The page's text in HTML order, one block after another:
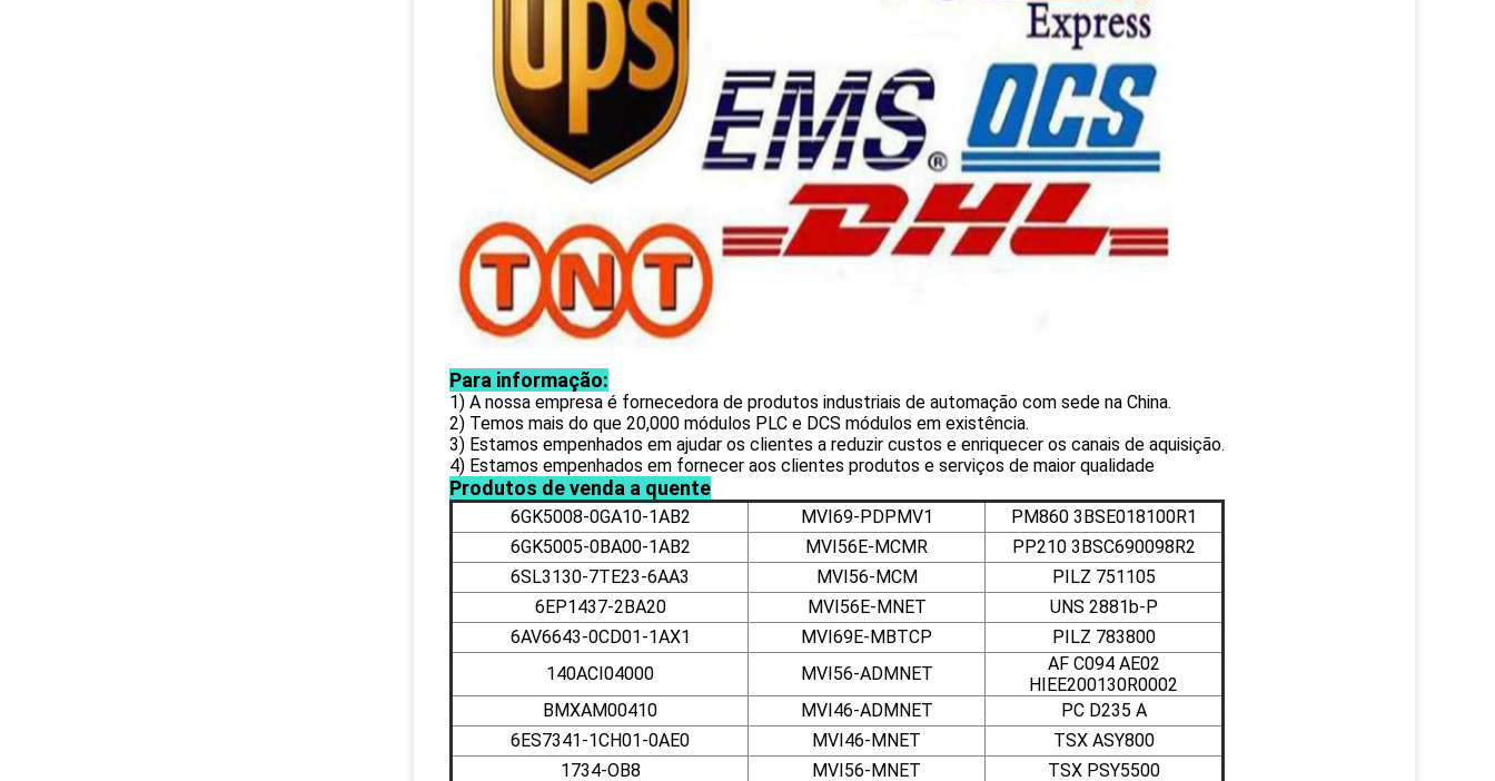
Para informação:
1) A nossa empresa é fornecedora de produtos industriais de automação com sede na China.
2) Temos mais do que 20,000 módulos PLC e DCS módulos em existência.
3) Estamos empenhados em ajudar os clientes a reduzir custos e enriquecer os canais de aquisição.
4) Estamos empenhados em fornecer aos clientes produtos e serviços de maior qualidade
Produtos de venda a quente
6GK5008-0GA10-1AB2 MVI69-PDPMV1
PM860 3BSE018100R1
6GK5005-0BA00-1AB2
MVI56E-MCMR
PP210 3BSC690098R2
6SL3130-7TE23-6AA3
MVI56-MCM
PILZ 751105
6EP1437-2BA20
MVI56E-MNET
UNS 2881b-P
6AV6643-0CD01-1AX1
MVI69E-MBTCP
PILZ 783800
140ACI04000
MVI56-ADMNET
AF C094 AE02
HIEE200130R0002
BMXAM00410
MVI46-ADMNET
PC D235 A
6ES7341-1CH01-0AE0
MVI46-MNET
TSX ASY800
1734-OB8
MVI56-MNET TSX PSY5500